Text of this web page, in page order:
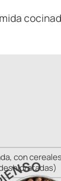
con